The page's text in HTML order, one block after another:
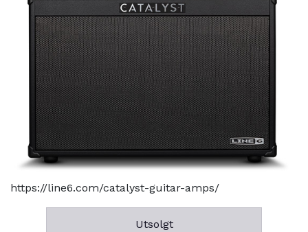
https://line6.com/catalyst-guitar-amps/
Utsolgt